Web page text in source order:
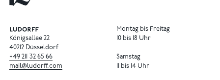
Königsallee 22
40212 Düsseldorf
+49 211 32 65 66
mail@ludorff.com
Montag bis Freitag
10 bis 18 Uhr
Samstag
11 bis 14 Uhr